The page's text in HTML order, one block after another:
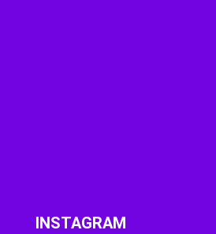
INSTAGRAM